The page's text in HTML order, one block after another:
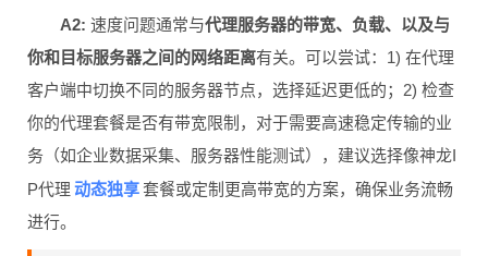
A2: 速度问题通常与代理服务器的带宽、负载、以及与
你和目标服务器之间的网络距离有关。可以尝试：1) 在代理
客户端中切换不同的服务器节点，选择延迟更低的；2) 检查
你的代理套餐是否有带宽限制，对于需要高速稳定传输的业
务（如企业数据采集、服务器性能测试），建议选择像神龙I
P代理 动态独享 套餐或定制更高带宽的方案，确保业务流畅
进行。